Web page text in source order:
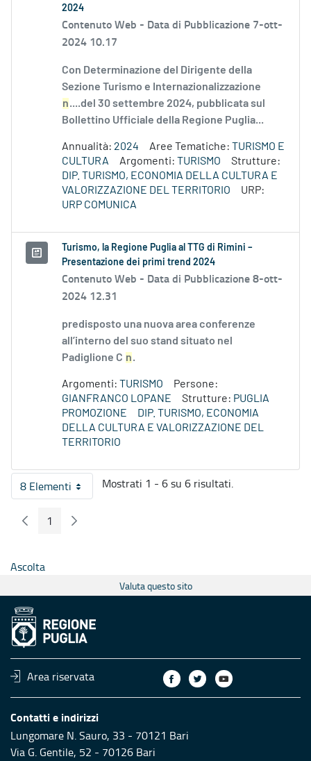
2024
Contenuto Web - Data di Pubblicazione 7-ott-
2024 10.17
Con Determinazione del Dirigente della
Sezione Turismo e Internazionalizzazione
n....del 30 settembre 2024, pubblicata sul
Bollettino Ufficiale della Regione Puglia...
Annualità: 2024 Aree Tematiche: TURISMO E
CULTURA
Argomenti: TURISMO
Strutture:
DIP. TURISMO, ECONOMIA DELLA CULTURA E
VALORIZZAZIONE DEL TERRITORIO
URP:
URP COMUNICA
Turismo, la Regione Puglia al TTG di Rimini –
Presentazione dei primi trend 2024
Contenuto Web - Data di Pubblicazione 8-ott-
2024 12.31
predisposto una nuova area conferenze
all’interno del suo stand situato nel
Padiglione C n.
Argomenti: TURISMO
Persone:
GIANFRANCO LOPANE
Strutture: PUGLIA
PROMOZIONE
DIP. TURISMO, ECONOMIA
DELLA CULTURA E VALORIZZAZIONE DEL
TERRITORIO
8 ElementiPer pagina
Mostrati 1 - 6 su 6 risultati.
Pagina Precedente
Pagina
1 Pagina Seguente
Ascolta
Valuta questo sito
Area riservata
Contatti e indirizzi
Lungomare N. Sauro, 33 - 70121 Bari
Via G. Gentile, 52 - 70126 Bari